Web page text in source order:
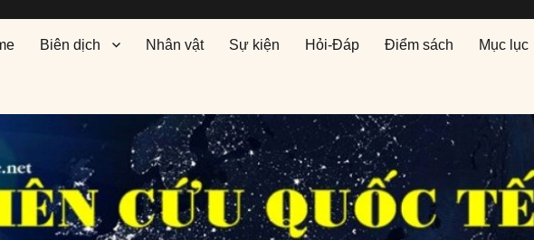
Biên dịch Nhân vật Sự kiện Hỏi-Đáp Điểm sách Mục lục